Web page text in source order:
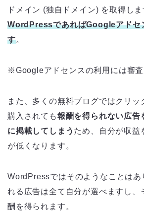
ドメイン (独自ドメイン) を取得しま
WordPressであればGoogleアドセ
す。
※Googleアドセンスの利用には審査
また、多くの無料ブログではクリッ
購入されても報酬を得られない広告
に掲載してしまう ため、自分が収益
が低くなります。
WordPressではそのようなことはあ
れる広告は全て自分が選べますし、
酬を得られます。